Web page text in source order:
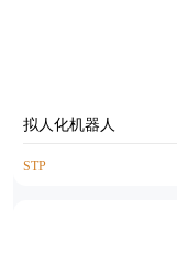
拟人化机器人
STP